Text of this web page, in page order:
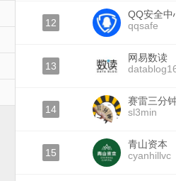
12
QQ安全中
qqsafe
13
网易数读
14
赛雷三分
sl3min
15
青山资本
cyanhillvc